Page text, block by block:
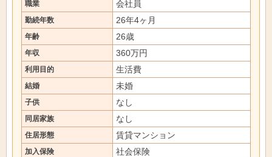
職業 会社員
勤続年数 26年4ヶ月
年齢 26歳
年収 360万円
利用目的 生活費
結婚 未婚
子供 なし
同居家族 なし
住居形態 賃貸マンション
加入保険 社会保険